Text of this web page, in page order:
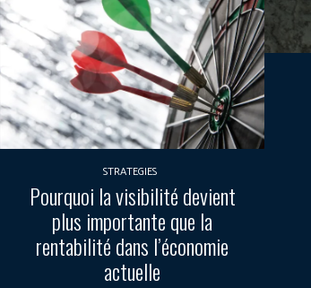
STRATEGIES
Pourquoi la visibilité devient
plus importante que la
rentabilité dans l’économie
actuelle